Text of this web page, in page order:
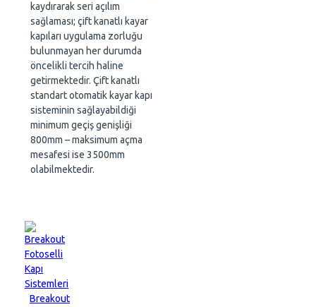
kaydırarak seri açılım
sağlaması; çift kanatlı kayar
kapıları uygulama zorluğu
bulunmayan her durumda
öncelikli tercih haline
getirmektedir. Çift kanatlı
standart otomatik kayar kapı
sisteminin sağlayabildiği
minimum geçiş genişliği
800mm – maksimum açma
mesafesi ise 3500mm
olabilmektedir.
Breakout